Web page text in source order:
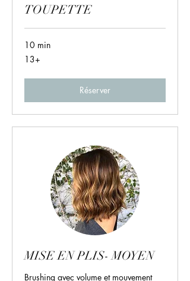
TOUPETTE
10 min
13+
13+
Réserver
MISE EN PLIS- MOYEN
Brushing avec volume et mouvement